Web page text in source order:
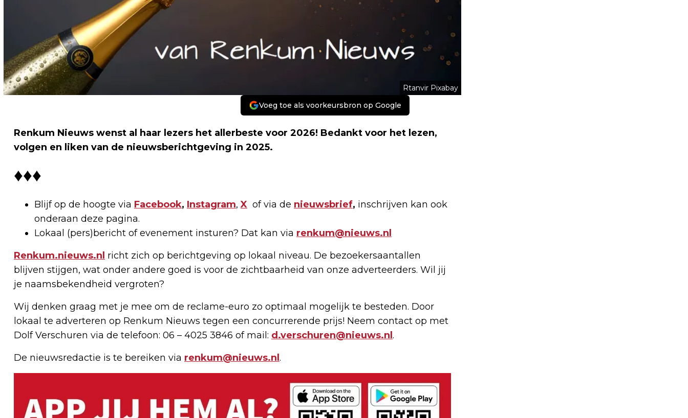
Rtanvir Pixabay
Voeg toe als voorkeursbron op Google
Renkum Nieuws wenst al haar lezers het allerbeste voor 2026! Bedankt voor het lezen,
volgen en liken van de nieuwsberichtgeving in 2025.
♦♦♦
Blijf op de hoogte via Facebook, Instagram,X of via de nieuwsbrief, inschrijven kan ook
onderaan deze pagina.
Lokaal (pers)bericht of evenement insturen? Dat kan via renkum@nieuws.nl
Renkum.nieuws.nl richt zich op berichtgeving op lokaal niveau. De bezoekersaantallen
blijven stijgen, wat onder andere goed is voor de zichtbaarheid van onze adverteerders. Wil jij
je naamsbekendheid vergroten?
Wij denken graag met je mee om de reclame-euro zo optimaal mogelijk te besteden. Door
lokaal te adverteren op Renkum Nieuws tegen een concurrerende prijs! Neem contact op met
Dolf Verschuren via de telefoon: 06 – 4025 3846 of mail: d.verschuren@nieuws.nl .
De nieuwsredactie is te bereiken via renkum@nieuws.nl .